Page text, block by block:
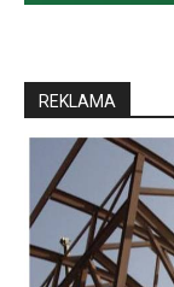
REKLAMA